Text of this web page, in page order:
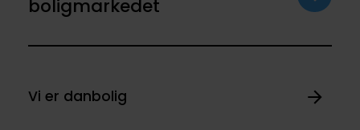
boligmarkedet
Vi er danbolig